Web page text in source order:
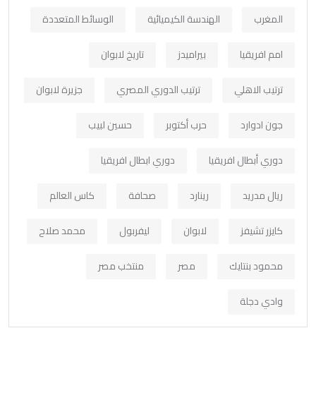
المغرب
الهندسة الكيميائية
الوسائط المتعددة
امم افريقيا
بيراميدز
تاريخ لابوان
ترتيب الاهلي
ترتيب الدوري المصري
جزيرة لابوان
جون ادوارد
حرب أكتوبر
حسين لبيب
دوري أبطال افريقيا
دوري ابطال افريقيا
ريال مدريد
رينارد صحافة
كاس العالم
كايزر تشيفز
لابوان ليفربول
محمد صلاح
محمود بنتايك
مصر
منتخب مصر
وادي دجلة